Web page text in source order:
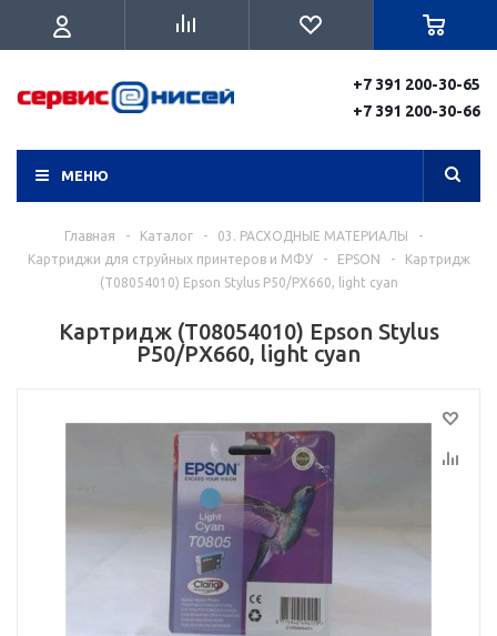
+7 391 200-30-65
+7 391 200-30-66
МЕНЮ
Главная - Каталог - 03. РАСХОДНЫЕ МАТЕРИАЛЫ
-
Картриджи для струйных принтеров и МФУ
- EPSON -
Картридж
(Т08054010) Epson Stylus P50/PX660, light cyan
Картридж (Т08054010) Epson Stylus
P50/PX660, light cyan